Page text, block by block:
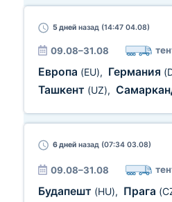
5 дней назад (14:47 04.08)
09.08–31.08
Европа (EU), Германия
Ташкент (UZ),
6 дней назад (07:34 03.08)
09.08–31.08
Будапешт (HU), Прага